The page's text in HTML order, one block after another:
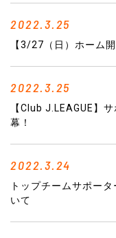
2022.3.25
【3/27（日）ホーム
2022.3.25
【Club J.LEAGUE】
幕！
2022.3.24
トップチームサポー
いて